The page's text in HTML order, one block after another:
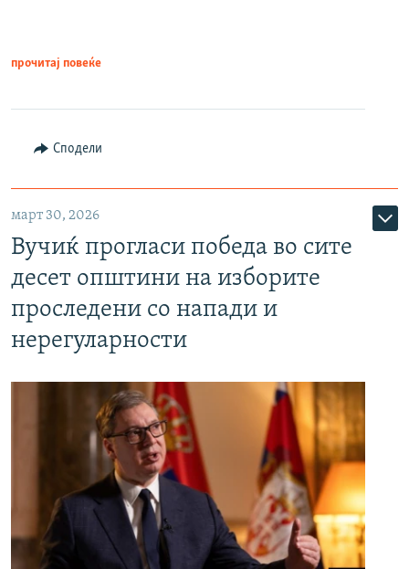
прочитај повеќе
Сподели
март 30, 2026
Вучиќ прогласи победа во сите
десет општини на изборите
проследени со напади и
нерегуларности